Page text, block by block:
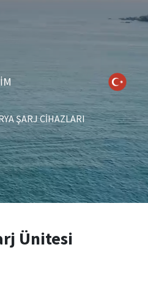
ŞARJ CIHAZLARI
Ünitesi